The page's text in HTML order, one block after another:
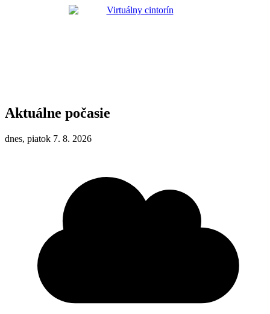
Aktuálne počasie
dnes, piatok 7. 8. 2026